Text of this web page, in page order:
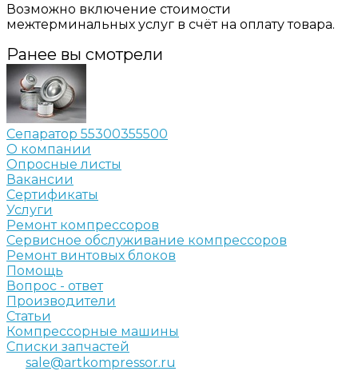
Возможно включение стоимости
межтерминальных услуг в счёт на оплату товара.
Ранее вы смотрели
Сепаратор 55300355500
О компании
Опросные листы
Вакансии
Сертификаты
Услуги
Ремонт компрессоров
Сервисное обслуживание компрессоров
Ремонт винтовых блоков
Помощь
Вопрос - ответ
Производители
Статьи
Компрессорные машины
Списки запчастей
sale@artkompressor.ru